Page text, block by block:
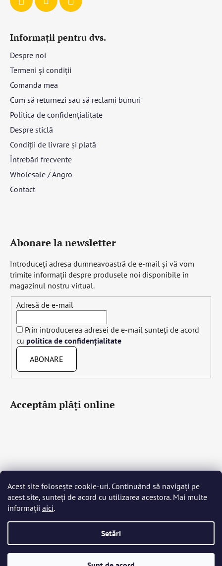
Acest site folosește cookie-uri. Continuând să navigați pe
acest site, sunteți de acord cu utilizarea acestora. Mai multe
informații aici.
Setări
Informații pentru dvs.
Despre noi
Termeni și condiții
Comanda mea
Cum să returnezi sau să reclami bunuri
Politica de confidențialitate
Despre sticlă
Condiții de livrare și plată
Întrebări frecvente
Wholesale / Angro
Contact
Abonare la newsletter
Introduceţi adresa dumneavoastră de e-mail şi vă vom
trimite informaţii despre produsele noi disponibile în
magazinul nostru virtual.
Adresă de e-mail
Prin introducerea adresei de e-mail sunteți de acord
cu politica de confidențialitate
ABONARE
Acceptăm plăţi online
Čeština Slovenčina English Deutsch Magyar
Język polski
Română Italiano Español Français
Português
Nederlands Українська Ελληνικά Svenska Dansk